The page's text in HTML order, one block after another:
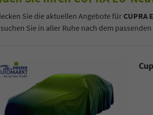
Sie die aktuellen Angebote für CUPRA
Sie in aller Ruhe nach dem passenden